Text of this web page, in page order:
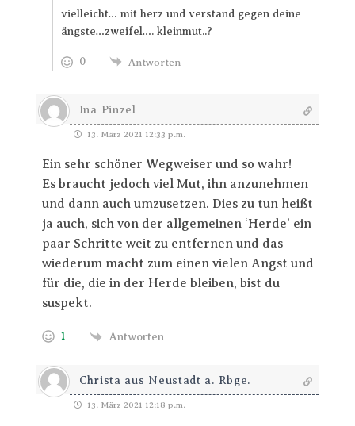
vielleicht… mit herz und verstand gegen deine
ängste…zweifel…. kleinmut..?
0 Antworten
Ina Pinzel
13. März 2021 12:33 p.m.
Ein sehr schöner Wegweiser und so wahr!
Es braucht jedoch viel Mut, ihn anzunehmen
und dann auch umzusetzen. Dies zu tun heißt
ja auch, sich von der allgemeinen ‘Herde’ ein
paar Schritte weit zu entfernen und das
wiederum macht zum einen vielen Angst und
für die, die in der Herde bleiben, bist du
suspekt.
1 Antworten
Christa aus Neustadt a. Rbge.
13. März 2021 12:18 p.m.